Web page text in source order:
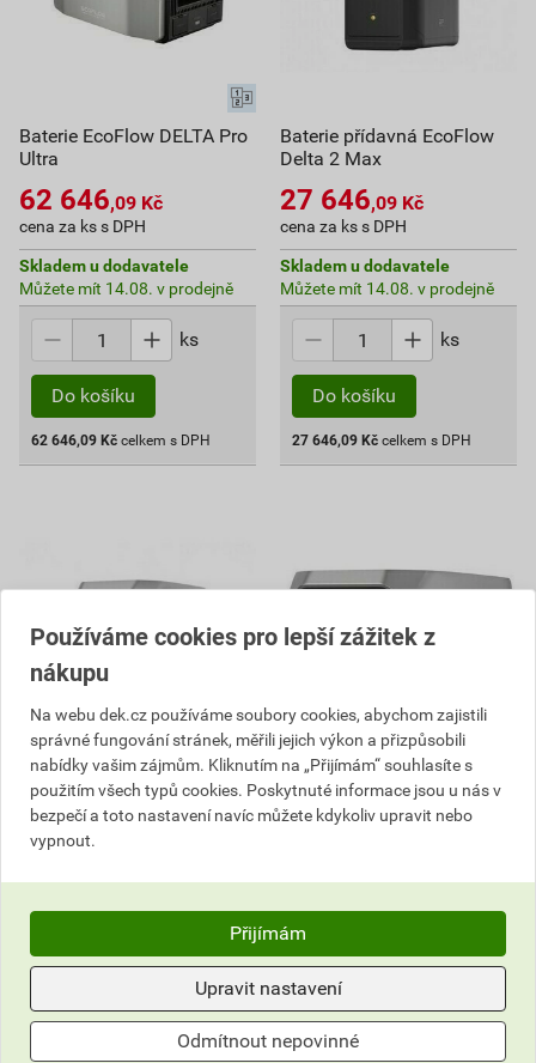
Baterie EcoFlow DELTA Pro
Ultra
62 646,09 Kč
cena za ks s DPH
Skladem u dodavatele
Můžete mít 14.08. v prodejně
ks
Do košíku
62 646,09 Kč celkem s DPH
Baterie přídavná EcoFlow
Delta 2 Max
27 646,09 Kč
cena za ks s DPH
Skladem u dodavatele
Můžete mít 14.08. v prodejně
ks
Do košíku
27 646,09 Kč celkem s DPH
Baterie přídavná EcoFlow
Delta 3
15 146
Můžete mít 14.08. v prodejně
ks
Baterie přídavná EcoFlow
DELTA 3 Pro
Můžete mít 14.08. v prodejně
Do košíku
Používáme cookies pro lepší zážitek z
nákupu
Na webu dek.cz používáme soubory cookies, abychom zajistili
správné fungování stránek, měřili jejich výkon a přizpůsobili
nabídky vašim zájmům. Kliknutím na „Přijímám“ souhlasíte s
použitím všech typů cookies. Poskytnuté informace jsou u nás v
bezpečí a toto nastavení navíc můžete kdykoliv upravit nebo
vypnout.
Přijímám
Upravit nastavení
Odmítnout nepovinné